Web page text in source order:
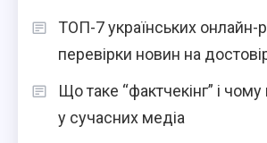
ТОП-7 українських онлайн-
перевірки новин на
Що таке “фактчекінг” і
у сучасних медіа